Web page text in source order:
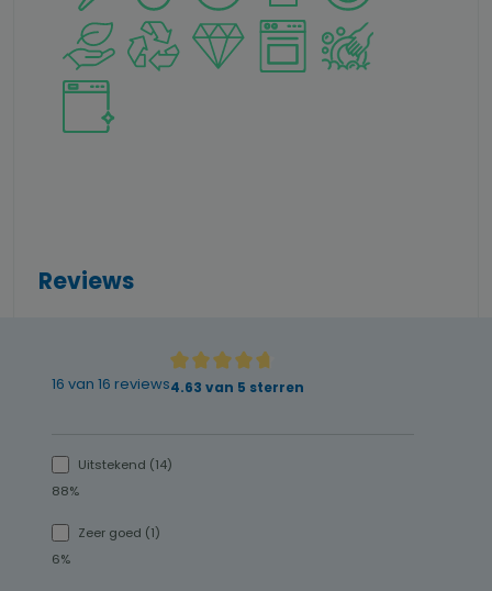
Reviews
16 van 16 reviewsGemiddelde waardering van 4.63 van 5
4.63 van 5 sterren
Uitstekend (14)
88%
Zeer goed (1)
6%